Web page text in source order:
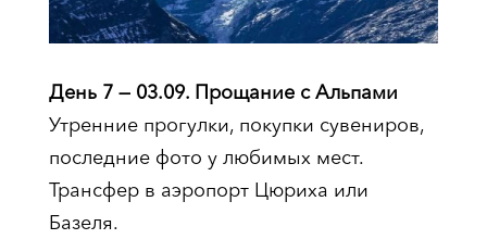
День 7 — 03.09. Прощание с Альпами
Утренние прогулки, покупки сувениров,
последние фото у любимых мест.
Трансфер в аэропорт Цюриха или
Базеля.